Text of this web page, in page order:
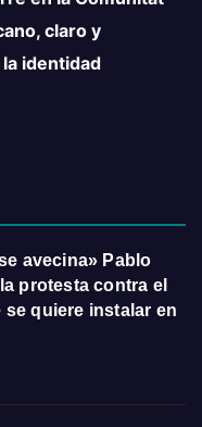
claro y
identidad
avecina» Pablo
protesta contra el
quiere instalar en